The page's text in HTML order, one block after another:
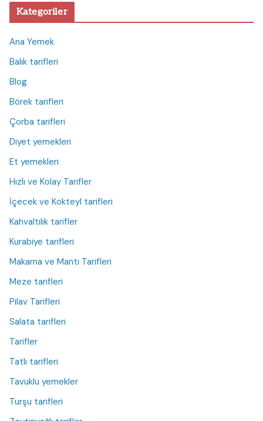
Kategoriler
Ana Yemek
Balık tarifleri
Blog
Börek tarifleri
Çorba tarifleri
Diyet yemekleri
Et yemekleri
Hızlı ve Kolay Tarifler
İçecek ve Kokteyl tarifleri
Kahvaltılık tarifler
Kurabiye tarifleri
Makarna ve Mantı Tarifleri
Meze tarifleri
Pilav Tarifleri
Salata tarifleri
Tarifler
Tatlı tarifleri
Tavuklu yemekler
Turşu tarifleri